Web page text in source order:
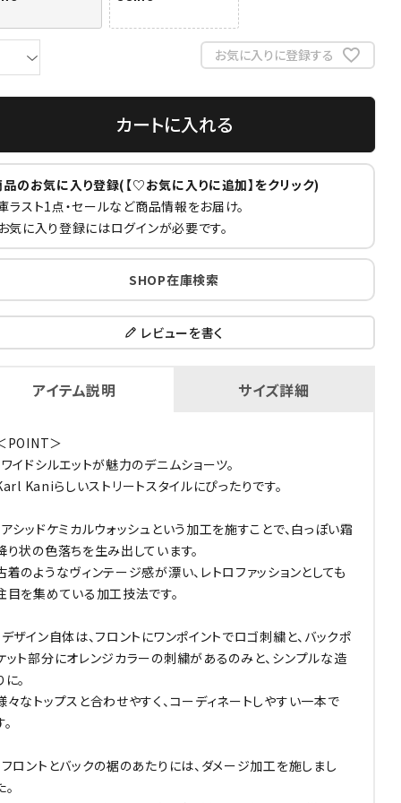
お気に入りに登録する
カートに入れる
品のお気に入り登録(【♡お気に入りに追加】をクリック)
ラスト1点・セールなど商品情報をお届け。
お気に入り登録にはログインが必要です。
SHOP在庫検索
レビューを書く
アイテム説明 サイズ詳細
POINT＞
ワイドシルエットが魅力のデニムショーツ。
Kaniらしいストリートスタイルにぴったりです。
アシッドケミカルウォッシュという加工を施すことで、白っぽい霜
り状の色落ちを生み出しています。
着のようなヴィンテージ感が漂い、レトロファッションとしても
目を集めている加工技法です。
デザイン自体は、フロントにワンポイントでロゴ刺繍と、バックポ
ット部分にオレンジカラーの刺繍があるのみと、シンプルな造
に。
々なトップスと合わせやすく、コーディネートしやすい一本で
フロントとバックの裾のあたりには、ダメージ加工を施しまし
。